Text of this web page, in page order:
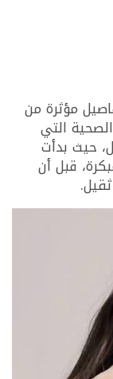
مؤثرة من
التي
حيث بدأت
قبل أن